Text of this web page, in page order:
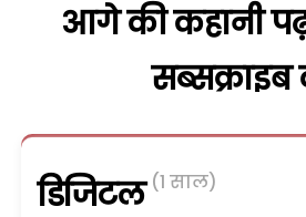
आगे की कहानी
डिजिटल (1 साल)